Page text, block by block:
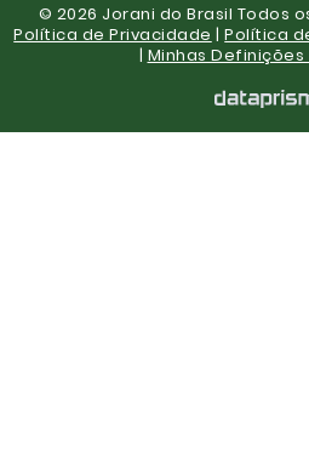
© 2026 Jorani do Brasil Todos
Política de Privacidade |Política
| Minhas Definições